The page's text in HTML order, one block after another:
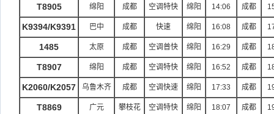
T8905 绵阳 成都 空调特快 绵阳 14:06 成都
K9394/K9391 巴中 成都 快速 绵阳 16:08 成都
1485 太原 成都 空调普快 绵阳 16:29 成都
T8907 绵阳 成都 空调特快 绵阳 16:52 成都
K2060/K2057 乌鲁木齐 成都 空调快速 绵阳 17:33 成都
T8869 广元 攀枝花 空调特快 绵阳 18:07 成都